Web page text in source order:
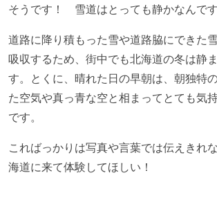
そうです！ 雪道はとっても静かなんです
道路に降り積もった雪や道路脇にできた
吸収するため、街中でも北海道の冬は静
す。とくに、晴れた日の早朝は、朝独特
た空気や真っ青な空と相まってとても気
です。
こればっかりは写真や言葉では伝えきれ
海道に来て体験してほしい！